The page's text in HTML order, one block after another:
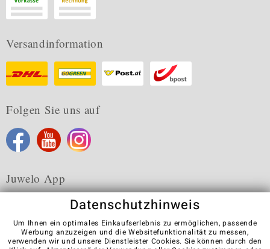
Versandinformation
Folgen Sie uns auf
Juwelo App
Karriere AGB Datenschutz Cookies Impressum
Datenschutzhinweis
Um Ihnen ein optimales Einkaufserlebnis zu ermöglichen, passende
Werbung anzuzeigen und die Websitefunktionalität zu messen,
verwenden wir und unsere Dienstleister Cookies. Sie können durch den